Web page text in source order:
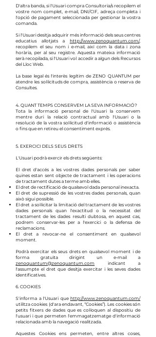
D'altra banda, si l'Usuari compra Consultoria/s recopilem el
vostre nom complet, e-mail, DNI/CIF, adreça completa i
l'opció de pagament seleccionada per gestionar la vostra
comanda.
Si l'Usuari desitja adquirir més informació dels seus centres
educatius allotjats a http://www.zenoquantum.com/,
recopilem el seu nom i e-mail, així com la data i zona
horària, per al seu registre. Aquesta mateixa informació
serà recopilada, si l'Usuari vol accedir a algun dels Recursos
del Lloc Web.
La base legal és l'interès legítim de ZENO QUANTUM per
atendre les sol·licituds de compra, assistència o reserva de
Consultes.
4. QUANT TEMPS CONSERVEM LA SEVA INFORMACIÓ?
​Tota la informació personal de l'Usuari la conservem
mentre duri la relació contractual amb l'Usuari o la
resolució de la vostra sol·licitud d'informació o assistència
o fins que en retireu el consentiment exprés.
5. EXERCICI DELS SEUS DRETS
L'Usuari podrà exercir els drets següents:
El dret d'accés a les vostres dades personals per saber
quines estan sent objecte de tractament i les operacions
de tractament dutes a terme amb elles.
El dret de rectificació de qualsevol dada personal inexacta.
El dret de supressió de les vostres dades personals, quan
això sigui possible.
El dret a sol·licitar la limitació del tractament de les vostres
dades personals quan l'exactitud o la necessitat del
tractament de les dades resulti dubtosa, en aquest cas,
podrem conservar-les per a l'exercici o la defensa de
reclamacions.
El dret a revocar-ne el consentiment en qualsevol
moment.
Podrà exercitar els seus drets en qualsevol moment i de
forma gratuïta dirigint un e-mail a
zenoquantum@zenoquantum.com indicant a
l'assumpte el dret que desitja exercitar i les seves dades
identificatives.
6. COOKIES
S'informa a l'Usuari que http://www.zenoquantum.com/
utilitza cookies (d'ara endavant, “Cookies”). Les cookies són
petits fitxers de dades que es col·loquen al dispositiu de
l'usuari i que permeten l'emmagatzematge d'informació
relacionada amb la navegació realitzada.
Aquestes Cookies ens permeten, entre altres coses,